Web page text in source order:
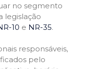
no segmento
legislação
10 e NR-35.
responsáveis,
pelo